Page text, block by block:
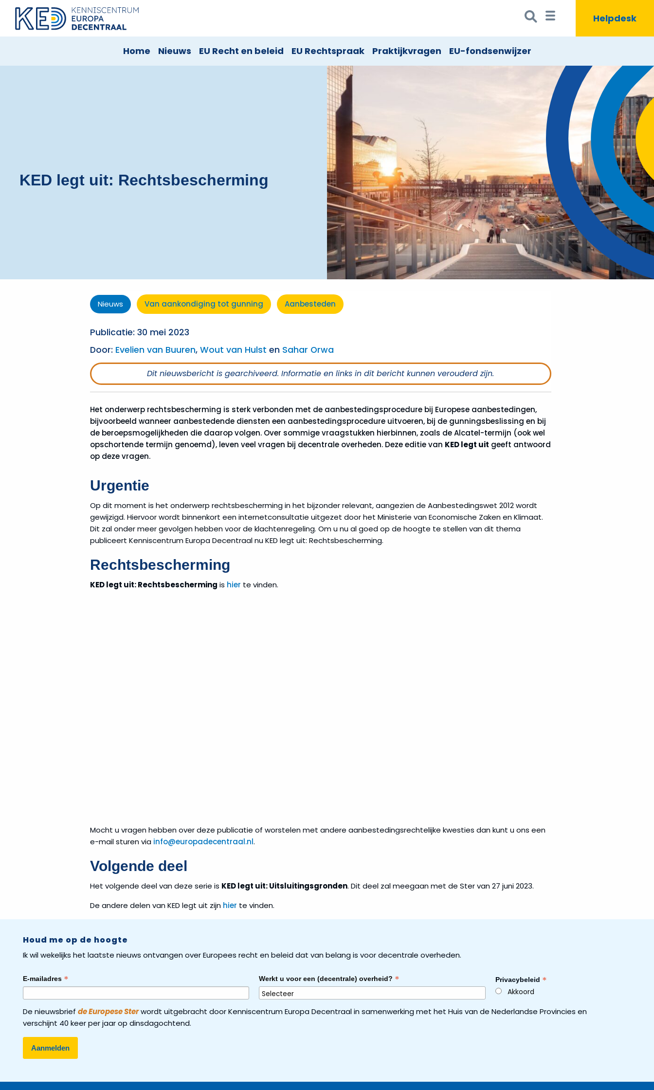
Zoeken
naar:
Zoekbutton Helpdesk
Home Nieuws EU Recht en beleid EU Rechtspraak Praktijkvragen EU-fondsenwijzer
KED legt uit: Rechtsbescherming
Nieuws Van aankondiging tot gunning Aanbesteden
Publicatie: 30 mei 2023
Door: Evelien van Buuren, Wout van Hulst en Sahar Orwa
Dit nieuwsbericht is gearchiveerd. Informatie en links in dit bericht kunnen verouderd zijn.
Het onderwerp rechtsbescherming is sterk verbonden met de aanbestedingsprocedure bij Europese aanbestedingen,
bijvoorbeeld wanneer aanbestedende diensten een aanbestedingsprocedure uitvoeren, bij de gunningsbeslissing en bij
de beroepsmogelijkheden die daarop volgen. Over sommige vraagstukken hierbinnen, zoals de Alcatel-termijn (ook wel
opschortende termijn genoemd), leven veel vragen bij decentrale overheden. Deze editie van KED legt uit geeft antwoord
op deze vragen.
Urgentie
Op dit moment is het onderwerp rechtsbescherming in het bijzonder relevant, aangezien de Aanbestedingswet 2012 wordt
gewijzigd. Hiervoor wordt binnenkort een internetconsultatie uitgezet door het Ministerie van Economische Zaken en Klimaat.
Dit zal onder meer gevolgen hebben voor de klachtenregeling. Om u nu al goed op de hoogte te stellen van dit thema
publiceert Kenniscentrum Europa Decentraal nu KED legt uit: Rechtsbescherming.
Rechtsbescherming
KED legt uit: Rechtsbescherming is hier te vinden.
Mocht u vragen hebben over deze publicatie of worstelen met andere aanbestedingsrechtelijke kwesties dan kunt u ons een
e-mail sturen via info@europadecentraal.nl.
Volgende deel
Het volgende deel van deze serie is KED legt uit: Uitsluitingsgronden. Dit deel zal meegaan met de Ster van 27 juni 2023.
De andere delen van KED legt uit zijn hier te vinden.
Houd me op de hoogte
Ik wil wekelijks het laatste nieuws ontvangen over Europees recht en beleid dat van belang is voor decentrale overheden.
E-mailadres * Werkt u voor een (decentrale) overheid? * Privacybeleid *
Akkoord
De nieuwsbrief de Europese Sterwordt uitgebracht door Kenniscentrum Europa Decentraal in samenwerking met het Huis van de Nederlandse Provincies en
verschijnt 40 keer per jaar op dinsdagochtend.